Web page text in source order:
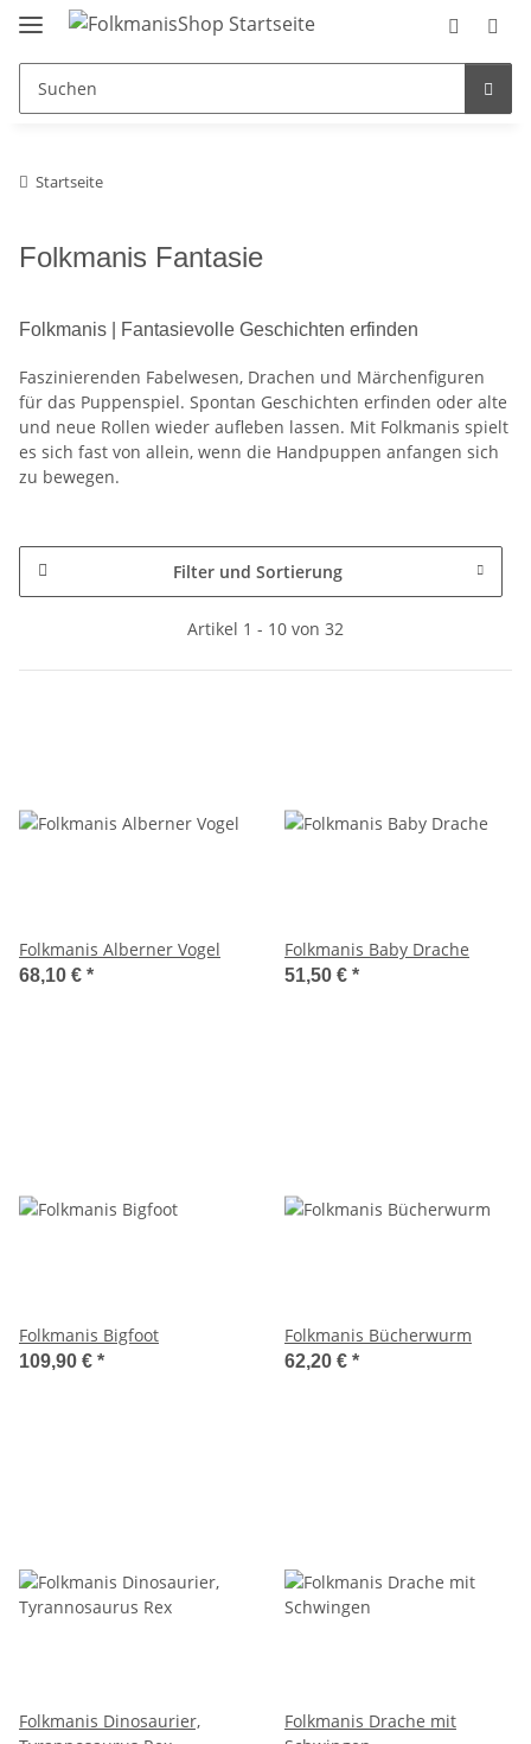
Startseite
Folkmanis Fantasie
Folkmanis | Fantasievolle Geschichten erfinden
Faszinierenden Fabelwesen, Drachen und Märchenfiguren
für das Puppenspiel. Spontan Geschichten erfinden oder alte
und neue Rollen wieder aufleben lassen. Mit Folkmanis spielt
es sich fast von allein, wenn die Handpuppen anfangen sich
zu bewegen.
Filter und Sortierung
Artikel 1 - 10 von 32
Folkmanis Alberner Vogel
68,10 € *
Folkmanis Baby Drache
51,50 € *
Folkmanis Bigfoot
109,90 € *
Folkmanis Bücherwurm
62,20 € *
Folkmanis Dinosaurier,
Folkmanis Drache mit